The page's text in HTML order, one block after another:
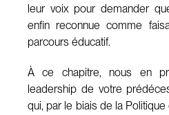
leur voix pour demander
enfin reconnue comme
parcours éducatif.
À ce chapitre, nous en
leadership de votre
qui, par le biais de la